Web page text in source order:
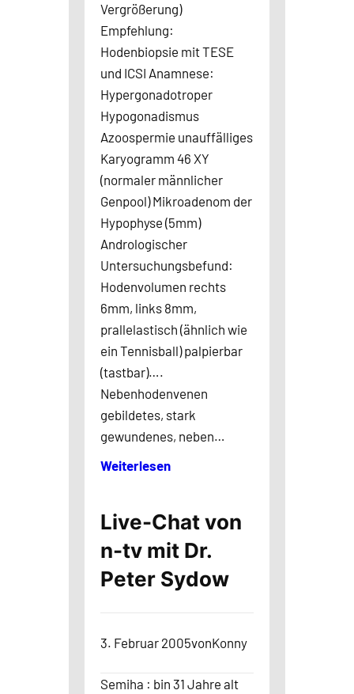
Vergrößerung)
Empfehlung:
Hodenbiopsie mit TESE
und ICSI Anamnese:
Hypergonadotroper
Hypogonadismus
Azoospermie unauffälliges
Karyogramm 46 XY
(normaler männlicher
Genpool) Mikroadenom der
Hypophyse (5mm)
Andrologischer
Untersuchungsbefund:
Hodenvolumen rechts
6mm, links 8mm,
prallelastisch (ähnlich wie
ein Tennisball) palpierbar
(tastbar)….
Nebenhodenvenen
gebildetes, stark
gewundenes, neben…
Weiterlesen
Live-Chat von
n-tv mit Dr.
Peter Sydow
3. Februar 2005vonKonny
Semiha : bin 31 Jahre alt